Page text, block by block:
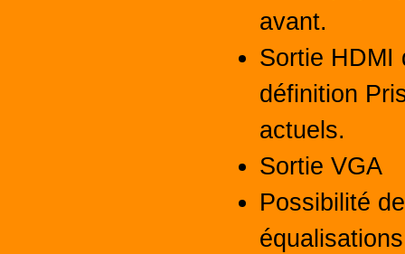
avant.
Sortie HDMI
définition
actuels.
Sortie VGA
Possibilité